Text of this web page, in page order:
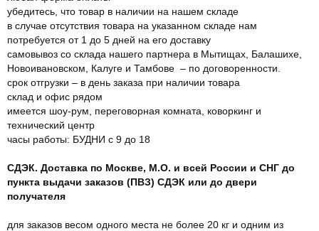
убедитесь, что товар в наличии на нашем складе
в случае отсутствия товара на указанном складе нам
потребуется от 1 до 5 дней на его доставку
самовывоз со склада нашего партнера в Мытищах, Балашихе,
Новоивановском, Калуге и Тамбове – по договоренности.
срок отгрузки – в день заказа при наличии товара
склад и офис рядом
имеется шоу-рум, переговорная комната, коворкинг и
технический центр
часы работы: БУДНИ с 9 до 18
СДЭК. Доставка по Москве, М.О. и всей России и СНГ до
пункта выдачи заказов (ПВЗ) СДЭК или до двери
получателя
для заказов весом одного места не более 20 кг и одним из